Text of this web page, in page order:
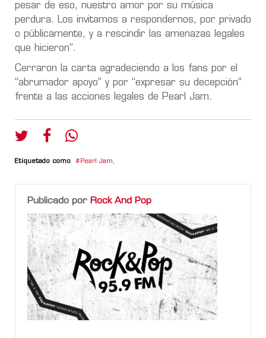
pesar de eso, nuestro amor por su música
perdura. Los invitamos a respondernos, por privado
o públicamente, y a rescindir las amenazas legales
que hicieron”.
Cerraron la carta agradeciendo a los fans por el
“abrumador apoyo” y por “expresar su decepción”
frente a las acciones legales de Pearl Jam.
Etiquetado como Pearl Jam,
Publicado por Rock And Pop